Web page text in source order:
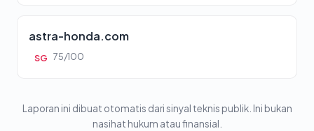
astra-honda.com
SG 75/100
Laporan ini dibuat otomatis dari sinyal teknis publik. Ini bukan
nasihat hukum atau finansial.